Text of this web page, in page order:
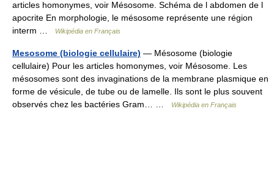
articles homonymes, voir Mésosome. Schéma de l abdomen de l
apocrite En morphologie, le mésosome représente une région
interm …
Wikipédia en Français
Mesosome (biologie cellulaire) — Mésosome (biologie
cellulaire) Pour les articles homonymes, voir Mésosome. Les
mésosomes sont des invaginations de la membrane plasmique en
forme de vésicule, de tube ou de lamelle. Ils sont le plus souvent
observés chez les bactéries Gram… …
Wikipédia en Français